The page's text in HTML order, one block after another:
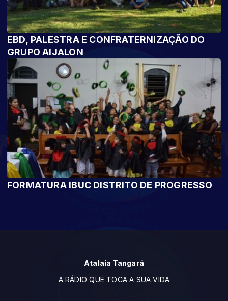
EBD, PALESTRA E CONFRATERNIZAÇÃO DO
GRUPO AIJALON
FORMATURA IBUC DISTRITO DE PROGRESSO
Atalaia Tangará
A RÁDIO QUE TOCA A SUA VIDA